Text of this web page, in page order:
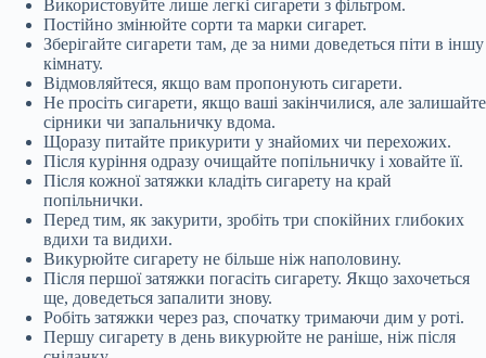
Використовуйте лише легкі сигарети з фільтром.
Постійно змінюйте сорти та марки сигарет.
Зберігайте сигарети там, де за ними доведеться піти в іншу
кімнату.
Відмовляйтеся, якщо вам пропонують сигарети.
Не просіть сигарети, якщо ваші закінчилися, але залишайте
сірники чи запальничку вдома.
Щоразу питайте прикурити у знайомих чи перехожих.
Після куріння одразу очищайте попільничку і ховайте її.
Після кожної затяжки кладіть сигарету на край
попільнички.
Перед тим, як закурити, зробіть три спокійних глибоких
вдихи та видихи.
Викурюйте сигарету не більше ніж наполовину.
Після першої затяжки погасіть сигарету. Якщо захочеться
ще, доведеться запалити знову.
Робіть затяжки через раз, спочатку тримаючи дим у роті.
Першу сигарету в день викурюйте не раніше, ніж після